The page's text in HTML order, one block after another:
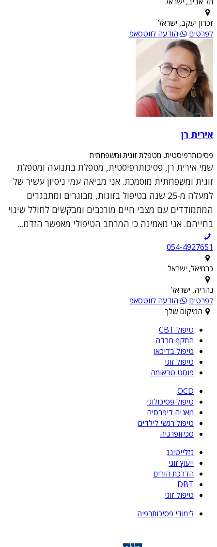
זכרון יעקב, ישראל
לפרטים
הודעה לווטסאפ
אירית רן
פסיכותרפיסטית, מטפלת זוגית ומשפחתית
שמי אירית רן, פסיכותרפיסטית, מטפלת בתנועה ומטפלת
זוגית ומשפחתית מוסמכת. אני מביאה עמי ניסיון עשיר של
למעלה מ-25 שנה בטיפול בזוגות, מבוגרים ומתבגרים
המתמודדים עם מצבי חיים מורכבים ומבקשים לחולל שינוי
בחייהם. אני מאמינה כי המרחב הטיפולי מאפשר הזדמ...
054-4927651
כרמיאל, ישראל
נהריה, ישראל
לפרטים
הודעה לווטסאפ
המיקום שלך
טיפול CBT
התקף חרדה
טיפול בדיכאו
טיפול זוגי
פוסט טראומה
OCD
טיפול פסיכולוגי
מאניה דיפרסיה
טיפול רגשי לילדים
סכיזופרניה
גזלייטינג
ייעוץ זוגי
הדרכת הורים
DBT
טיפול זוגי
לימודי פסיכותרפיה